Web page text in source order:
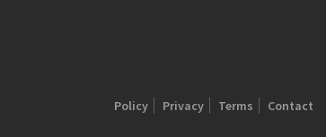
Policy Privacy Terms Contact